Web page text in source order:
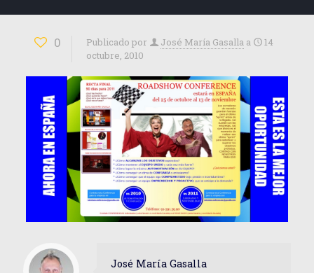
0 Publicado por José María Gasalla a
14
octubre, 2010
José María Gasalla